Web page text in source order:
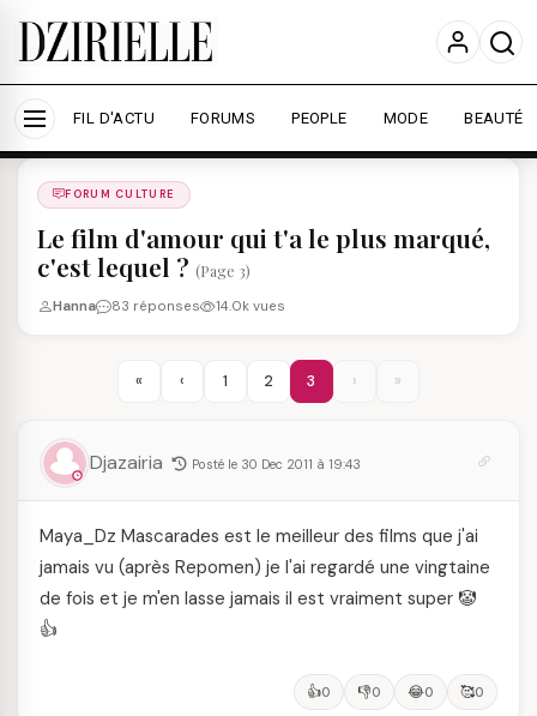
Nous utilisons des cookies pour améliorer votre
expérience et mesurer l'audience.
En savoir plus
Accepter tout Personnaliser
FIL D'ACTU FORUMS PEOPLE MODE BEAUTÉ
Forums
FORUM CULTURE
Le film d'amour qui t'a le plus marqué,
c'est lequel ? (Page 3)
Hanna 83 réponses 14.0k vues
« ‹ 1 2 3 › »
Djazairia Posté le 30 Dec 2011 à 19:43
Maya_Dz Mascarades est le meilleur des films que j'ai
jamais vu (après Repomen) je l'ai regardé une vingtaine
de fois et je m'en lasse jamais il est vraiment super 🤡
👍
👍0 👎0 😂0 🥰0